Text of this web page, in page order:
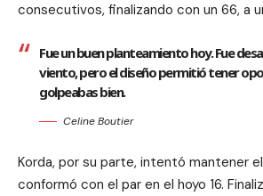
consecutivos, finalizando con un 66, a
Fue un buen planteamiento hoy. Fue
viento, pero el diseño permitió tener
golpeabas bien.
Celine Boutier
Korda, por su parte, intentó mantener
conformó con el par en el hoyo 16.